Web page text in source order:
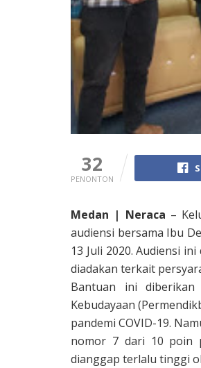
32
PENONTON
Medan | Neraca –
audiensi bersama Ibu
13 Juli 2020. Audiensi
diadakan terkait
Bantuan ini diberikan
Kebudayaan
pandemi COVID-19.
nomor 7 dari 10 poin
dianggap terlalu tinggi